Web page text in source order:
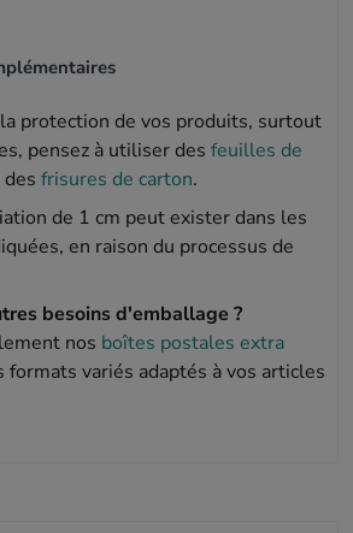
protection de vos produits, surtout
pensez à utiliser des feuilles de
frisures de carton.
de 1 cm peut exister dans les
en raison du processus de
besoins d'emballage ?
nos boîtes postales extra
formats variés adaptés à vos articles